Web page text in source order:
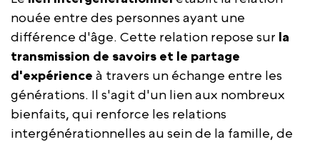
nouée entre des personnes ayant une
différence d'âge. Cette relation repose sur la
transmission de savoirs et le partage
d'expérience à travers un échange entre les
générations. Il s'agit d'un lien aux nombreux
bienfaits, qui renforce les relations
intergénérationnelles au sein de la famille, de